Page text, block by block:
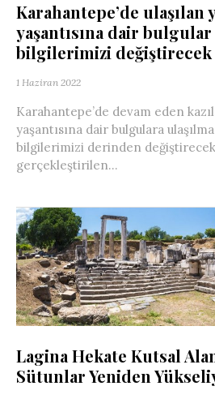
Karahantepe’de ulaşılan
yaşantısına dair
bilgilerimizi değiştirecek
1 Haziran 2022
Karahantepe’de devam eden
yaşantısına dair bulgulara
bilgilerimizi derinden
gerçekleştirilen...
Lagina Hekate Kutsal
Sütunlar Yeniden